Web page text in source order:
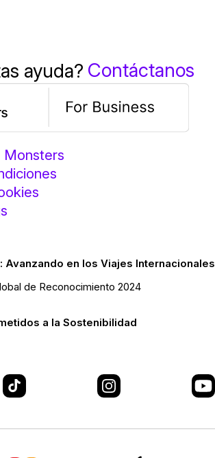
ayuda? Contáctanos
Monsters
Avanzando en los Viajes Internacionales
de Reconocimiento 2024
a la Sostenibilidad